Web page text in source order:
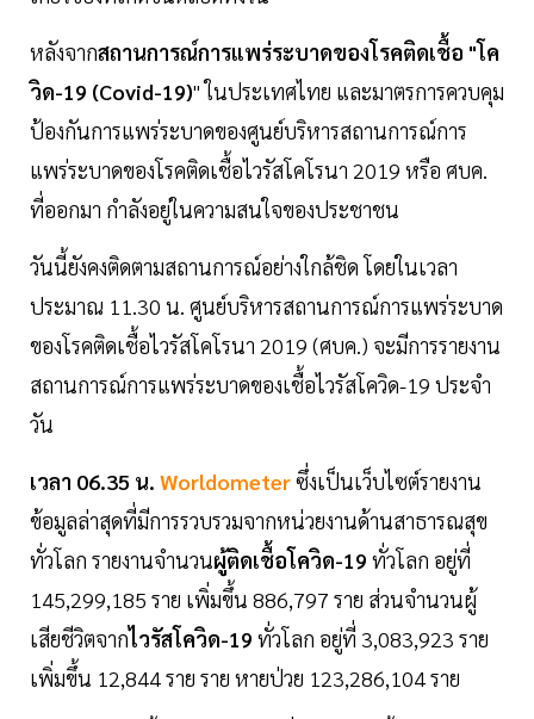
หลังจากสถานการณ์การแพร่ระบาดของโรคติดเชื้อ "โค
วิด-19 (Covid-19)" ในประเทศไทย และมาตรการควบคุม
ป้องกันการแพร่ระบาดของศูนย์บริหารสถานการณ์การ
แพร่ระบาดของโรคติดเชื้อไวรัสโคโรนา 2019 หรือ ศบค.
ที่ออกมา กำลังอยู่ในความสนใจของประชาชน
วันนี้ยังคงติดตามสถานการณ์อย่างใกล้ชิด โดยในเวลา
ประมาณ 11.30 น. ศูนย์บริหารสถานการณ์การแพร่ระบาด
ของโรคติดเชื้อไวรัสโคโรนา 2019 (ศบค.) จะมีการรายงาน
สถานการณ์การแพร่ระบาดของเชื้อไวรัสโควิด-19 ประจำ
วัน
เวลา 06.35 น. Worldometerซึ่งเป็นเว็บไซต์รายงาน
ข้อมูลล่าสุดที่มีการรวบรวมจากหน่วยงานด้านสาธารณสุข
ทั่วโลก รายงานจำนวนผู้ติดเชื้อโควิด-19 ทั่วโลก อยู่ที่
145,299,185 ราย เพิ่มขึ้น 886,797 ราย ส่วนจำนวนผู้
เสียชีวิตจากไวรัสโควิด-19 ทั่วโลก อยู่ที่ 3,083,923 ราย
เพิ่มขึ้น 12,844 ราย ราย หายป่วย 123,286,104 ราย